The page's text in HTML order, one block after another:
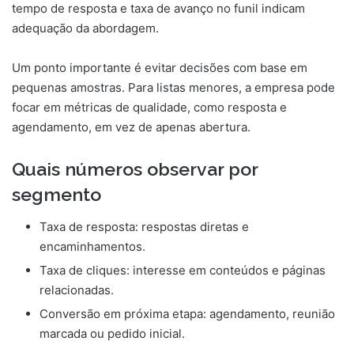
tempo de resposta e taxa de avanço no funil indicam
adequação da abordagem.
Um ponto importante é evitar decisões com base em
pequenas amostras. Para listas menores, a empresa pode
focar em métricas de qualidade, como resposta e
agendamento, em vez de apenas abertura.
Quais números observar por
segmento
Taxa de resposta: respostas diretas e
encaminhamentos.
Taxa de cliques: interesse em conteúdos e páginas
relacionadas.
Conversão em próxima etapa: agendamento, reunião
marcada ou pedido inicial.